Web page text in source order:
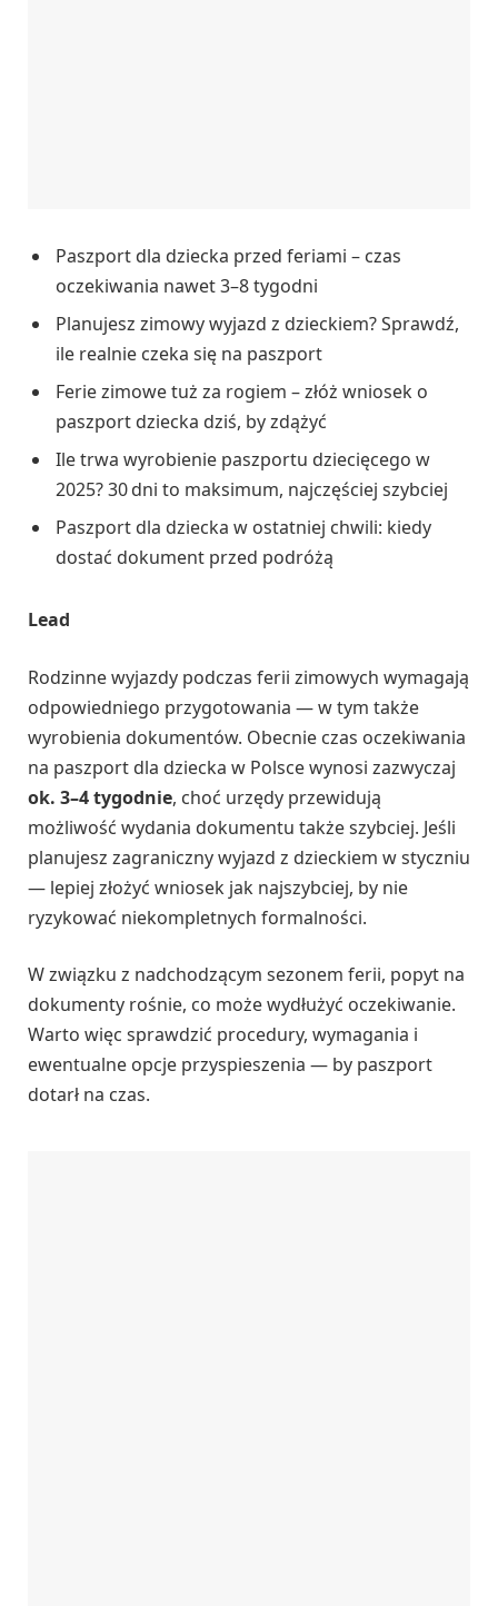
Paszport dla dziecka przed feriami – czas
oczekiwania nawet 3–8 tygodni
Planujesz zimowy wyjazd z dzieckiem? Sprawdź,
ile realnie czeka się na paszport
Ferie zimowe tuż za rogiem – złóż wniosek o
paszport dziecka dziś, by zdążyć
Ile trwa wyrobienie paszportu dziecięcego w
2025? 30 dni to maksimum, najczęściej szybciej
Paszport dla dziecka w ostatniej chwili: kiedy
dostać dokument przed podróżą
Lead
Rodzinne wyjazdy podczas ferii zimowych wymagają
odpowiedniego przygotowania — w tym także
wyrobienia dokumentów. Obecnie czas oczekiwania
na paszport dla dziecka w Polsce wynosi zazwyczaj
ok. 3–4 tygodnie, choć urzędy przewidują
możliwość wydania dokumentu także szybciej. Jeśli
planujesz zagraniczny wyjazd z dzieckiem w styczniu
— lepiej złożyć wniosek jak najszybciej, by nie
ryzykować niekompletnych formalności.
W związku z nadchodzącym sezonem ferii, popyt na
dokumenty rośnie, co może wydłużyć oczekiwanie.
Warto więc sprawdzić procedury, wymagania i
ewentualne opcje przyspieszenia — by paszport
dotarł na czas.